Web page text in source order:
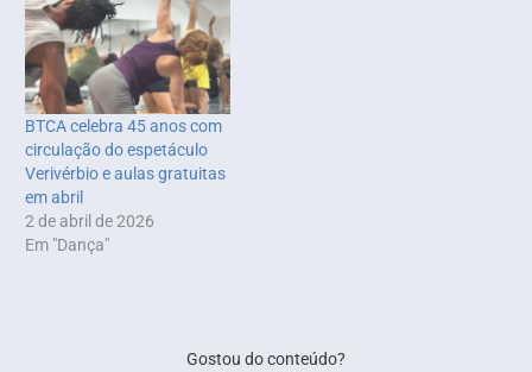
BTCA celebra 45 anos com
circulação do espetáculo
Verivérbio e aulas gratuitas
em abril
2 de abril de 2026
Em "Dança"
Gostou do conteúdo?